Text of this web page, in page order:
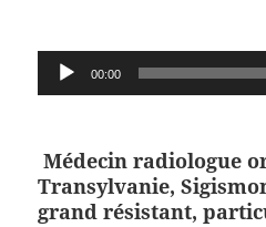
Lecteur
audio00:00
Médecin radiologue
Transylvanie,
grand résistant,